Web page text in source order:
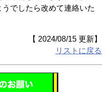
でしたら改めて連絡いた
【 2024/08/15 更新】
リストに戻る